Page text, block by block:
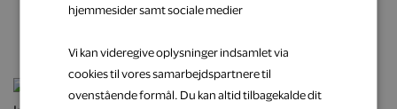
næste oplevelse
hjemmesider samt sociale medier
Vi kan videregive oplysninger indsamlet via
cookies til vores samarbejdspartnere til
ovenstående formål. Du kan altid tilbagekalde dit